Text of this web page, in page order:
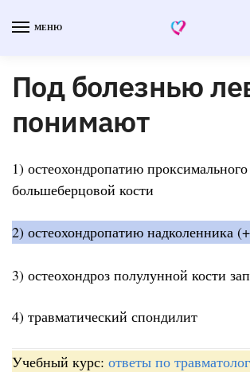
МЕНЮ
Под болезнью
понимают
1) остеохондропатию
большеберцовой кости
2) остеохондропатию надколенника
3) остеохондроз полулунной кости
4) травматический спондилит
Учебный курс: ответы по